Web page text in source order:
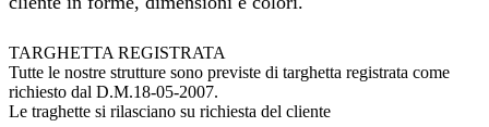
TARGHETTA REGISTRATA
Tutte le nostre strutture sono previste di targhetta registrata come
richiesto dal D.M.18-05-2007.
Le traghette si rilasciano su richiesta del cliente